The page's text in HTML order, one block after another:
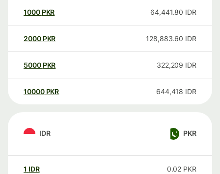
1000 PKR 64,441.80 IDR
2000 PKR 128,883.60 IDR
5000 PKR 322,209 IDR
10000 PKR 644,418 IDR
IDR PKR
1 IDR 0.02 PKR